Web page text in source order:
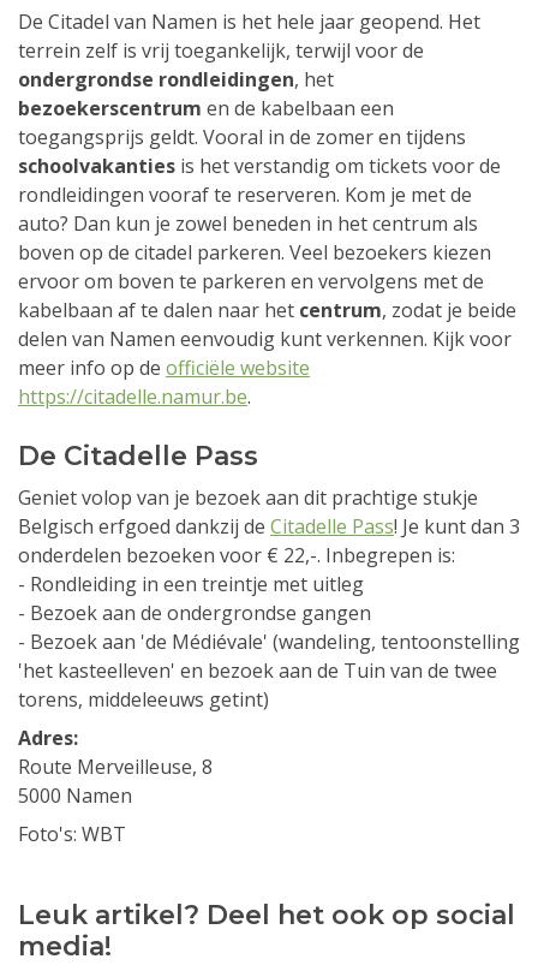
De Citadel van Namen is het hele jaar geopend. Het
terrein zelf is vrij toegankelijk, terwijl voor de
ondergrondse rondleidingen, het
bezoekerscentrum en de kabelbaan een
toegangsprijs geldt. Vooral in de zomer en tijdens
schoolvakanties is het verstandig om tickets voor de
rondleidingen vooraf te reserveren. Kom je met de
auto? Dan kun je zowel beneden in het centrum als
boven op de citadel parkeren. Veel bezoekers kiezen
ervoor om boven te parkeren en vervolgens met de
kabelbaan af te dalen naar het centrum, zodat je beide
delen van Namen eenvoudig kunt verkennen. Kijk voor
meer info op de officiële website
https://citadelle.namur.be.
De Citadelle Pass
Geniet volop van je bezoek aan dit prachtige stukje
Belgisch erfgoed dankzij de Citadelle Pass! Je kunt dan 3
onderdelen bezoeken voor € 22,-. Inbegrepen is:
- Rondleiding in een treintje met uitleg
- Bezoek aan de ondergrondse gangen
- Bezoek aan 'de Médiévale' (wandeling, tentoonstelling
'het kasteelleven' en bezoek aan de Tuin van de twee
torens, middeleeuws getint)
Adres:
Route Merveilleuse, 8
5000 Namen
Foto's: WBT
Leuk artikel? Deel het ook op social
media!